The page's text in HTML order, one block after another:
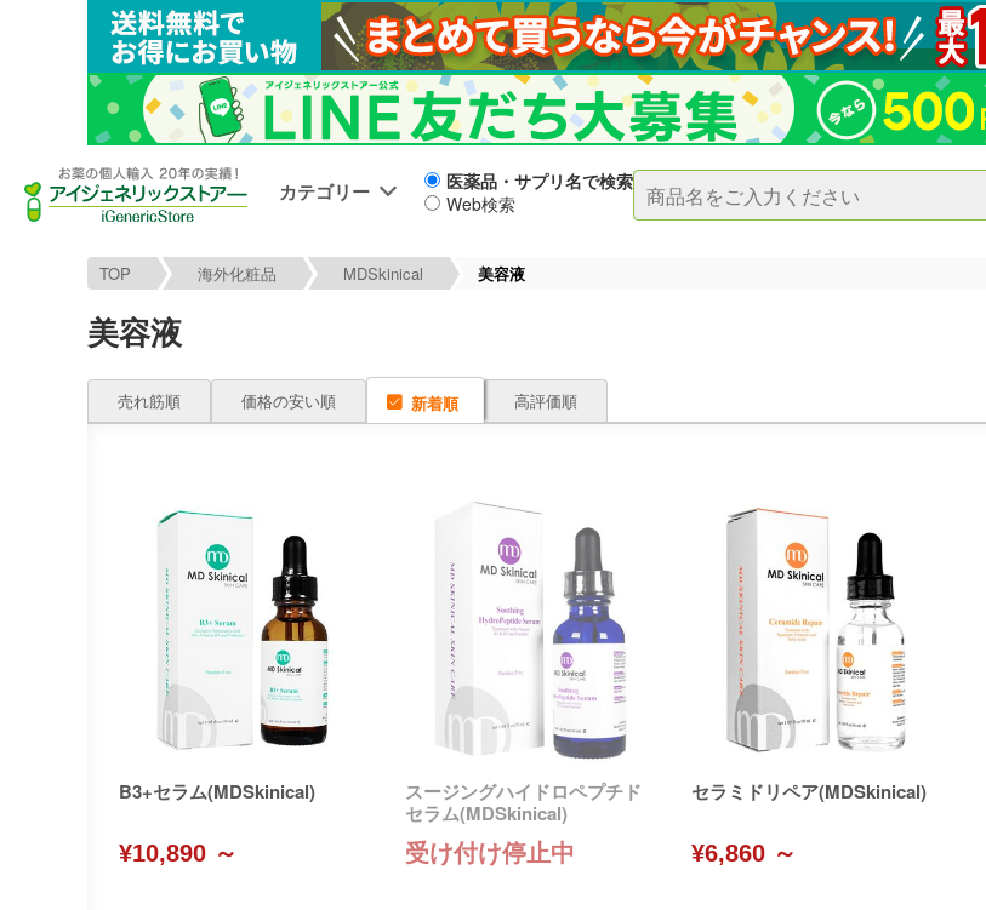
カテゴリー
医薬品・サプリ名で検索
Web検索
TOP 海外化粧品 MDSkinical 美容液
美容液
売れ筋順 価格の安い順 新着順 高評価順
B3+セラム(MDSkinical)
¥10,890 ～
スージングハイドロペプチド
セラム(MDSkinical)
受け付け停止中
セラミドリペア(MDSkinical)
¥6,860 ～